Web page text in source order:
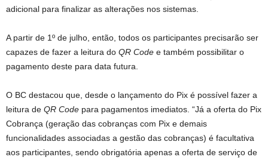
adicional para finalizar as alterações nos sistemas.
A partir de 1º de julho, então, todos os participantes precisarão ser
capazes de fazer a leitura do QR Code e também possibilitar o
pagamento deste para data futura.
O BC destacou que, desde o lançamento do Pix é possível fazer a
leitura de QR Code para pagamentos imediatos. “Já a oferta do Pix
Cobrança (geração das cobranças com Pix e demais
funcionalidades associadas a gestão das cobranças) é facultativa
aos participantes, sendo obrigatória apenas a oferta de serviço de